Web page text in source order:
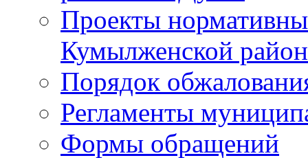
Проекты
Кумылженской
Порядок
Регламенты
Формы обращений